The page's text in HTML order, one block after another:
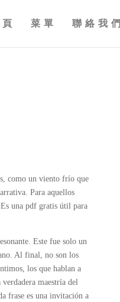
菜單 聯絡我們
como un viento frío que
Para aquellos
Es una pdf gratis útil para
Este fue solo un
Al final, no son los
los que hablan a
maestría del
frase es una invitación a